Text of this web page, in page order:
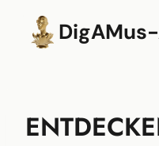
springen